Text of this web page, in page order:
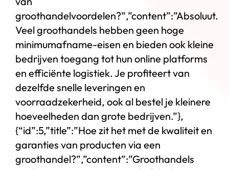
groothandelvoordelen?”,”content”:”Absoluut.
Veel groothandels hebben geen hoge
minimumafname-eisen en bieden ook kleine
bedrijven toegang tot hun online platforms
en efficiënte logistiek. Je profiteert van
dezelfde snelle leveringen en
voorraadzekerheid, ook al bestel je kleinere
hoeveelheden dan grote bedrijven.”},
{“id”:5,”title”:”Hoe zit het met de kwaliteit en
garanties van producten via een
groothandel?”,”content”:”Groothandels